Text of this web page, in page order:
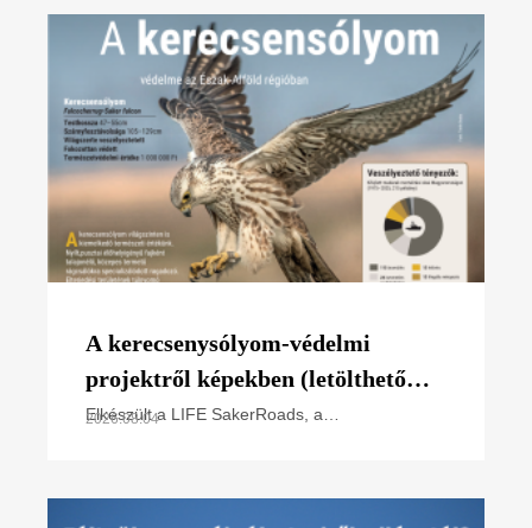
A kerecsenysólyom-védelmi
projektről képekben (letölthető
poszter)
Elkészült a LIFE SakerRoads, a
2026.08.04